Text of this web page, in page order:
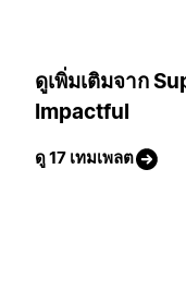
ดูเพิ่มเติมจาก
Impactful
ดู 17 เทมเพลต